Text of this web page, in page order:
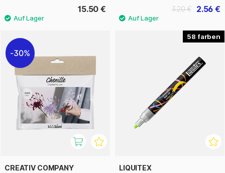
15.50 € 2.56 €
3.20 €
30%
CREATIV COMPANY
58
LIQUITEX